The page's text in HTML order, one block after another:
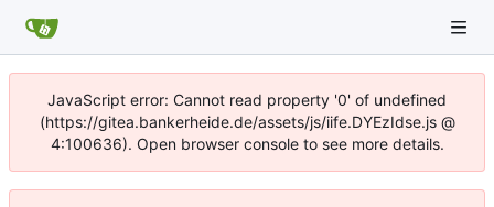
JavaScript error: Cannot read property '0' of undefined
(https://gitea.bankerheide.de/assets/js/iife.DYEzIdse.js @
4:100636). Open browser console to see more details.